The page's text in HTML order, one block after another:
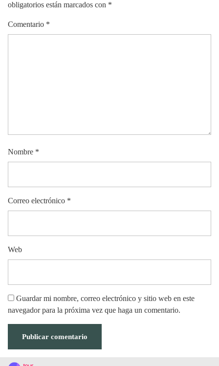
obligatorios están marcados con *
Comentario *
Nombre *
Correo electrónico *
Web
Guardar mi nombre, correo electrónico y sitio web en este
navegador para la próxima vez que haga un comentario.